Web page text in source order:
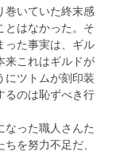
巻いていた終末感
とはなかった。そ
った事実は、ギル
来これはギルドが
にツトムが刻印装
るのは恥ずべき行
った職人さんた
を努力不足だ、